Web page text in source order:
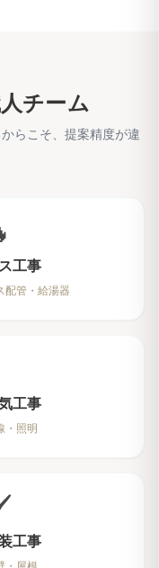
チーム
らこそ、提案精度が違
工事
配管・給湯器
工事
・照明
工事